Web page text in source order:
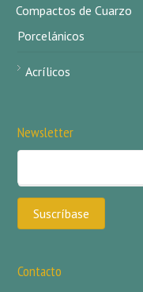
Compactos de Cuarzo
Porcelánicos
Acrílicos
Newsletter
Contacto